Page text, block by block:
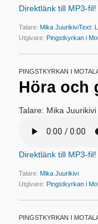
Direktlänk till MP3-fil!
Talare:Mika JuurikiviText:
Utgivare:Pingstkyrkan i
PINGSTKYRKAN I
Höra och
Talare: Mika Juurikivi
Direktlänk till MP3-fil!
Talare:Mika Juurikivi
Utgivare:Pingstkyrkan i
PINGSTKYRKAN I